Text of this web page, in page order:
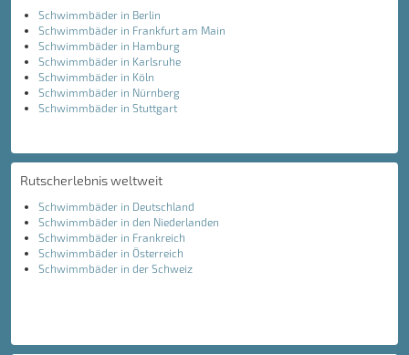
Schwimmbäder in Berlin
Schwimmbäder in Frankfurt am Main
Schwimmbäder in Hamburg
Schwimmbäder in Karlsruhe
Schwimmbäder in Köln
Schwimmbäder in Nürnberg
Schwimmbäder in Stuttgart
Rutscherlebnis weltweit
Schwimmbäder in Deutschland
Schwimmbäder in den Niederlanden
Schwimmbäder in Frankreich
Schwimmbäder in Österreich
Schwimmbäder in der Schweiz